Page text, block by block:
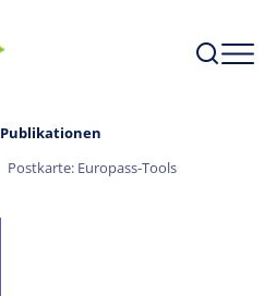
Publikationen
Postkarte: Europass-Tools